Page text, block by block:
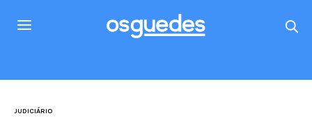
JUDICIÁRIO